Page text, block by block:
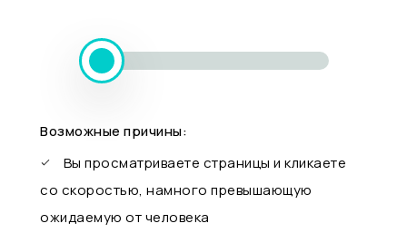
Возможные причины:
Вы просматриваете страницы и кликаете
со скоростью, намного превышающую
ожидаемую от человека